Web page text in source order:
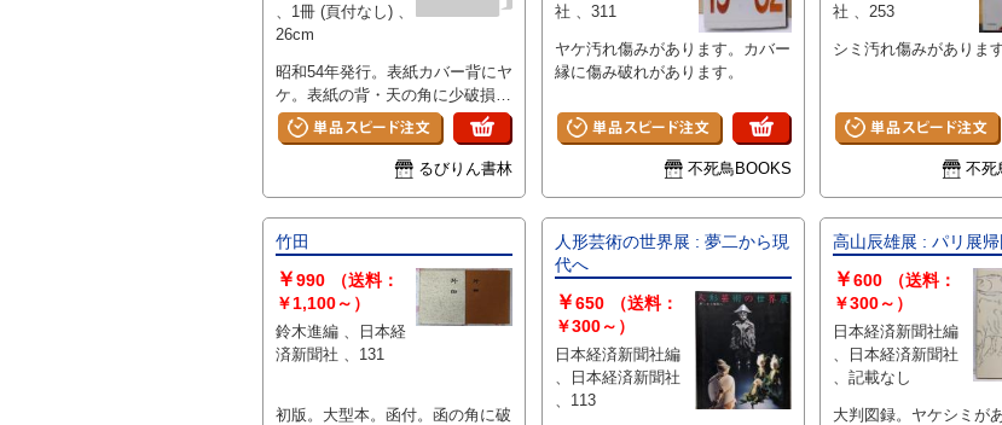
、1冊 (頁付なし) 、
26cm
昭和54年発行。表紙カバー背にヤ
ケ。表紙の背・天の角に少破損。
わずかにシミ。中程度から軽めの
経年ヤケ。少ふちやけ。
るびりん書林
社 、311
ヤケ汚れ傷みがあります。カバー
縁に傷み破れがあります。
不死鳥BOOKS
社 、253
シミ汚れ傷みがあります
不死
竹田
￥990
（送料：
￥1,100～）
鈴木進編 、日本経
済新聞社 、131
初版。大型本。函付。函の角に破
人形芸術の世界展 : 夢二から現
代へ
￥650
（送料：
￥300～）
日本経済新聞社編
、日本経済新聞社
、113
高山辰雄展 : パリ展
￥600
（送料：
￥300～）
日本経済新聞社編
、日本経済新聞社
、記載なし
大判図録。ヤケシミが